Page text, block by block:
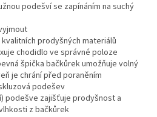
podešví se zapínáním na suchý
prodyšných materiálů
chodidlo ve správné poloze
špička bačkůrek umožňuje volný
je chrání před poraněním
podešev
podešve zajišťuje prodyšnost a
z bačkůrek